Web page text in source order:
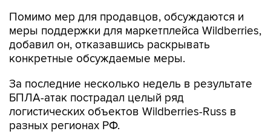
Помимо мер для продавцов, обсуждаются и
меры поддержки для маркетплейса Wildberries,
добавил он, отказавшись раскрывать
конкретные обсуждаемые меры.
За последние несколько недель в результате
БПЛА-атак пострадал целый ряд
логистических объектов Wildberries-Russ в
разных регионах РФ.